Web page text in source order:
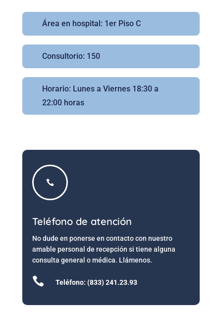
Área en hospital: 1er Piso C
Consultorio: 150
Horario: Lunes a Viernes 18:30 a
22:00 horas

Teléfono de atención
No dude en ponerse en contacto con nuestro
amable personal de recepción si tiene alguna
consulta general o médica. Llámenos.
 Teléfono: (833) 241.23.93